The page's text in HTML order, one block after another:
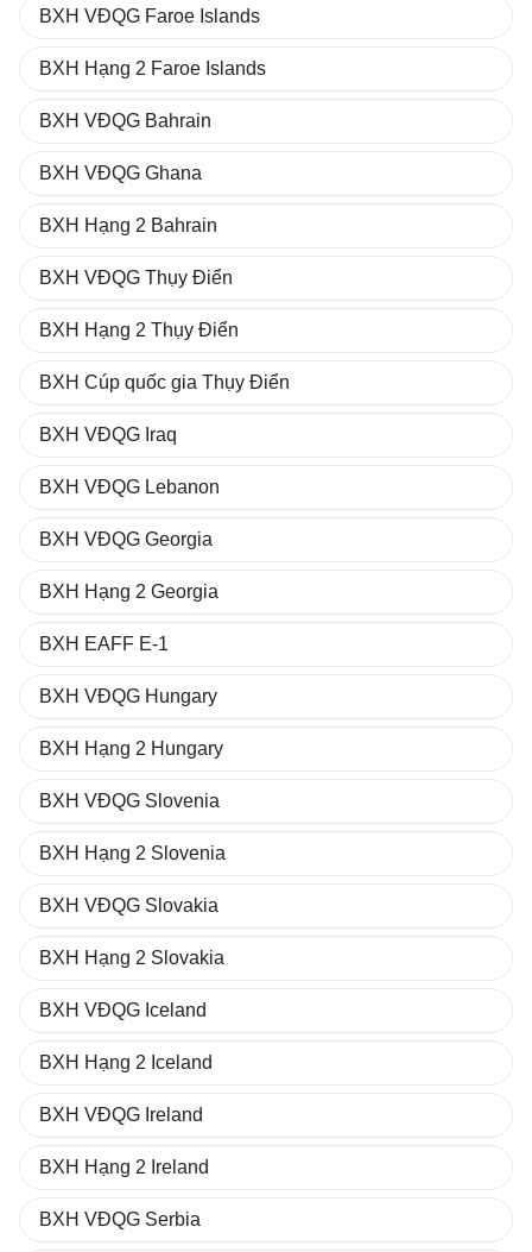
BXH VĐQG Faroe Islands
BXH Hạng 2 Faroe Islands
BXH VĐQG Bahrain
BXH VĐQG Ghana
BXH Hạng 2 Bahrain
BXH VĐQG Thụy Điển
BXH Hạng 2 Thụy Điển
BXH Cúp quốc gia Thụy Điển
BXH VĐQG Iraq
BXH VĐQG Lebanon
BXH VĐQG Georgia
BXH Hạng 2 Georgia
BXH EAFF E-1
BXH VĐQG Hungary
BXH Hạng 2 Hungary
BXH VĐQG Slovenia
BXH Hạng 2 Slovenia
BXH VĐQG Slovakia
BXH Hạng 2 Slovakia
BXH VĐQG Iceland
BXH Hạng 2 Iceland
BXH VĐQG Ireland
BXH Hạng 2 Ireland
BXH VĐQG Serbia